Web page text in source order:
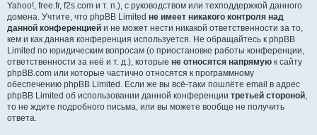
Yahoo!, free.fr, f2s.com и т. п.), с руководством или техподдержкой данного
домена. Учтите, что phpBB Limited не имеет никакого контроля над
данной конференцией и не может нести никакой ответственности за то,
кем и как данная конференция используется. Не обращайтесь к phpBB
Limited по юридическим вопросам (о приостановке работы конференции,
ответственности за неё и т. д.), которые не относятся напрямую к сайту
phpBB.com или которые частично относятся к программному
обеспечению phpBB Limited. Если же вы всё-таки пошлёте email в адрес
phpBB Limited об использовании данной конференции третьей стороной,
то не ждите подробного письма, или вы можете вообще не получить
ответа.